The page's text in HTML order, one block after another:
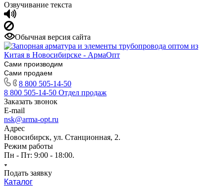
Озвучивание текста
Обычная версия сайта
Сами производим
Сами продаем
8 800 505-14-50
8 800 505-14-50 Отдел продаж
Заказать звонок
E-mail
nsk@arma-opt.ru
Адрес
Новосибирск, ул. Станционная, 2.
Режим работы
Пн - Пт: 9:00 - 18:00.
Подать заявку
Каталог